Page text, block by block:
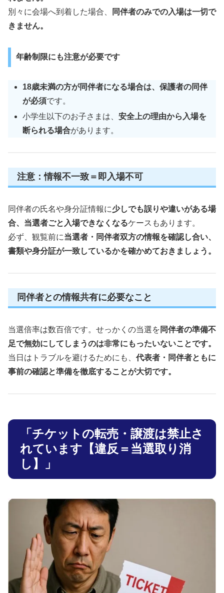
別々に会場へ到着した場合、
同伴者のみでの入場は一切で
きません。
年齢制限にも注意が必要です
18歳未満の方が同伴者になる場合は、保護者の同伴
が必須です。
小学生以下のお子さまは、安全上の理由から入場を
断られる場合があります。
注意：情報不一致＝即入場不可
同伴者の氏名や身分証情報に少しでも誤りや違いがある場
合、当選者ごと入場できなくなるケースもあります。
必ず、観覧前に当選者・同伴者双方の情報を確認し合い、
書類や身分証が一致しているかを確かめておきましょう。
同伴者との情報共有に必要なこと
当選倍率は数百倍です。せっかくの当選を 同伴者の準備不
足で無効にしてしまうのは非常にもったいないことです。
当日はトラブルを避けるためにも、 代表者・同伴者ともに
事前の確認と準備を徹底することが大切です。
「チケットの転売・譲渡は禁止さ
れています【違反＝当選取り消
し】」